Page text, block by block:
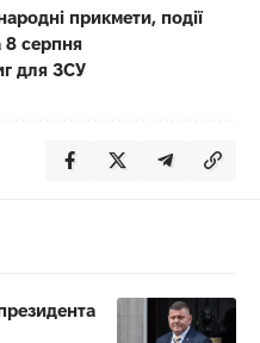
прикмети, події
8 серпня
для ЗСУ